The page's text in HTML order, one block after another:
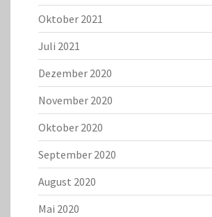
Oktober 2021
Juli 2021
Dezember 2020
November 2020
Oktober 2020
September 2020
August 2020
Mai 2020